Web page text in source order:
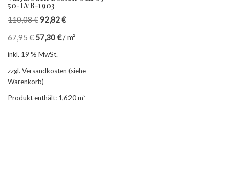
50-LVR-1903
110,08€92,82€
67,95€ 57,30€/m²
inkl. 19 % MwSt.
zzgl. Versandkosten (siehe
Warenkorb)
Produkt enthält: 1,620m²